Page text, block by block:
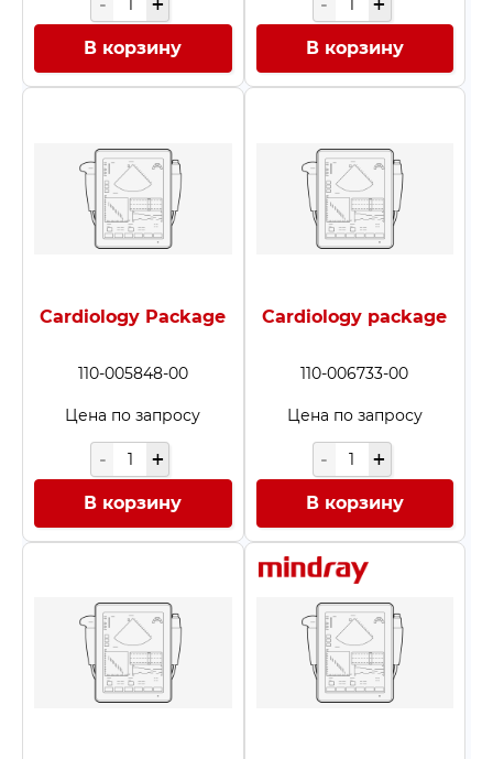
В корзину В корзину
Cardiology Package
110-005848-00
Цена по запросу
В корзину
Cardiology package
110-006733-00
Цена по запросу
В корзину